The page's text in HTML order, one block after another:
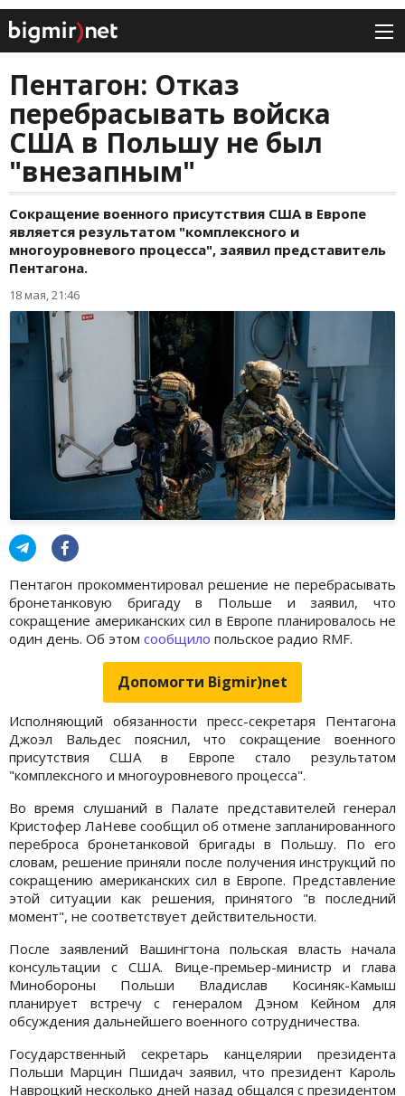
Пентагон: Отказ
перебрасывать войска
США в Польшу не был
"внезапным"
Сокращение военного присутствия США в Европе
является результатом "комплексного и
многоуровневого процесса", заявил представитель
Пентагона.
18 мая, 21:46
Пентагон прокомментировал решение не перебрасывать
бронетанковую бригаду в Польше и заявил, что
сокращение американских сил в Европе планировалось не
один день. Об этом сообщило польское радио RMF.
Допомогти Bigmir)net
Исполняющий обязанности пресс-секретаря Пентагона
Джоэл Вальдес пояснил, что сокращение военного
присутствия США в Европе стало результатом
"комплексного и многоуровневого процесса".
Во время слушаний в Палате представителей генерал
Кристофер ЛаНеве сообщил об отмене запланированного
переброса бронетанковой бригады в Польшу. По его
словам, решение приняли после получения инструкций по
сокращению американских сил в Европе. Представление
этой ситуации как решения, принятого "в последний
момент", не соответствует действительности.
После заявлений Вашингтона польская власть начала
консультации с США. Вице-премьер-министр и глава
Минобороны Польши Владислав Косиняк-Камыш
планирует встречу с генералом Дэном Кейном для
обсуждения дальнейшего военного сотрудничества.
Государственный секретарь канцелярии президента
Польши Марцин Пшидач заявил, что президент Кароль
Навроцкий несколько дней назад общался с президентом